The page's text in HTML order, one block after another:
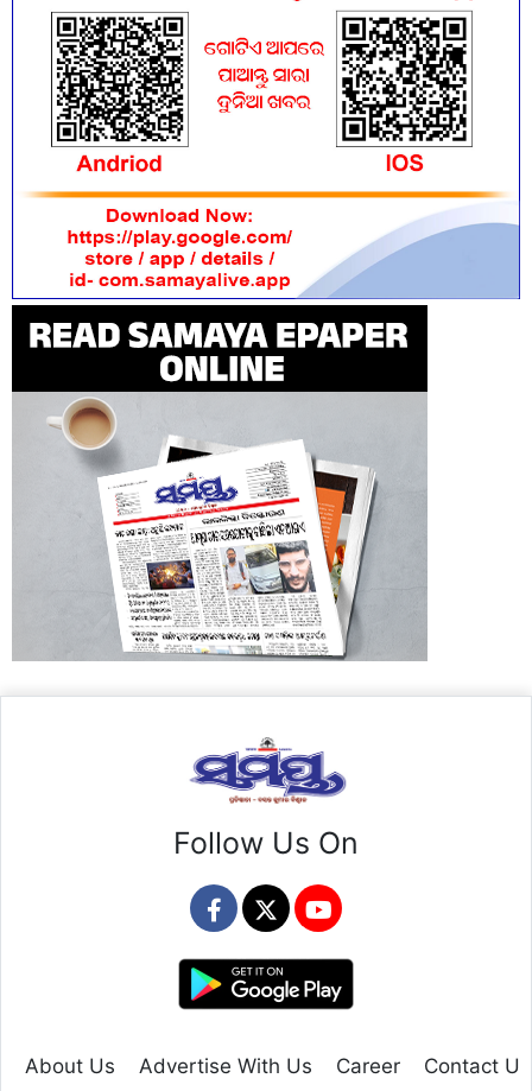
Follow Us On
About Us Advertise With Us Career Contact Us